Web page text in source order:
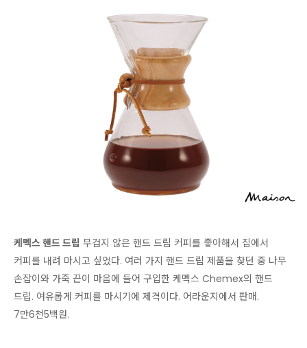
케멕스 핸드 드립 무겁지 않은 핸드 드립 커피를 좋아해서 집에서
커피를 내려 마시고 싶었다. 여러 가지 핸드 드립 제품을 찾던 중 나무
손잡이와 가죽 끈이 마음에 들어 구입한 케멕스 Chemex의 핸드
드립. 여유롭게 커피를 마시기에 제격이다. 어라운지에서 판매.
7만6천5백원.